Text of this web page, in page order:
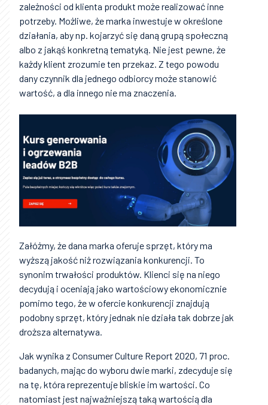
zależności od klienta produkt może realizować inne
potrzeby. Możliwe, że marka inwestuje w określone
działania, aby np. kojarzyć się daną grupą społeczną
albo z jakąś konkretną tematyką. Nie jest pewne, że
każdy klient zrozumie ten przekaz. Z tego powodu
dany czynnik dla jednego odbiorcy może stanowić
wartość, a dla innego nie ma znaczenia.
Załóżmy, że dana marka oferuje sprzęt, który ma
wyższą jakość niż rozwiązania konkurencji. To
synonim trwałości produktów. Klienci się na niego
decydują i oceniają jako wartościowy ekonomicznie
pomimo tego, że w ofercie konkurencji znajdują
podobny sprzęt, który jednak nie działa tak dobrze jak
droższa alternatywa.
Jak wynika z Consumer Culture Report 2020, 71 proc.
badanych, mając do wyboru dwie marki, zdecyduje się
na tę, która reprezentuje bliskie im wartości. Co
natomiast jest najważniejszą taką wartością dla